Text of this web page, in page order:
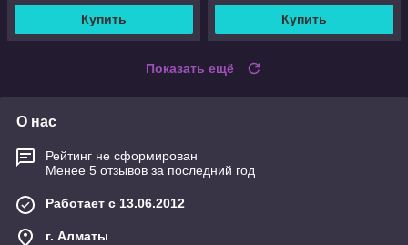
Купить Купить
Показать ещё
О нас
Рейтинг не сформирован
Менее 5 отзывов за последний год
Работает с 13.06.2012
г. Алматы